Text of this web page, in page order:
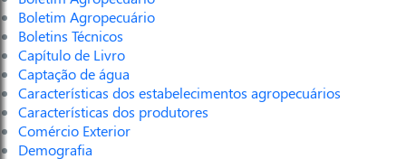
Boletim Agropecuário
Boletins Técnicos
Capítulo de Livro
Captação de água
Características dos estabelecimentos agropecuários
Características dos produtores
Comércio Exterior
Demografia